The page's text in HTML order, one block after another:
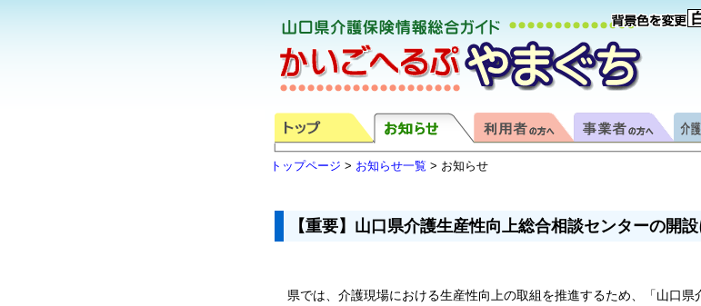
トップページ > お知らせ一覧 > お知らせ
【重要】山口県介護生産性向上総合相談センターの開
県では、介護現場における生産性向上の取組を推進するため、「山口県